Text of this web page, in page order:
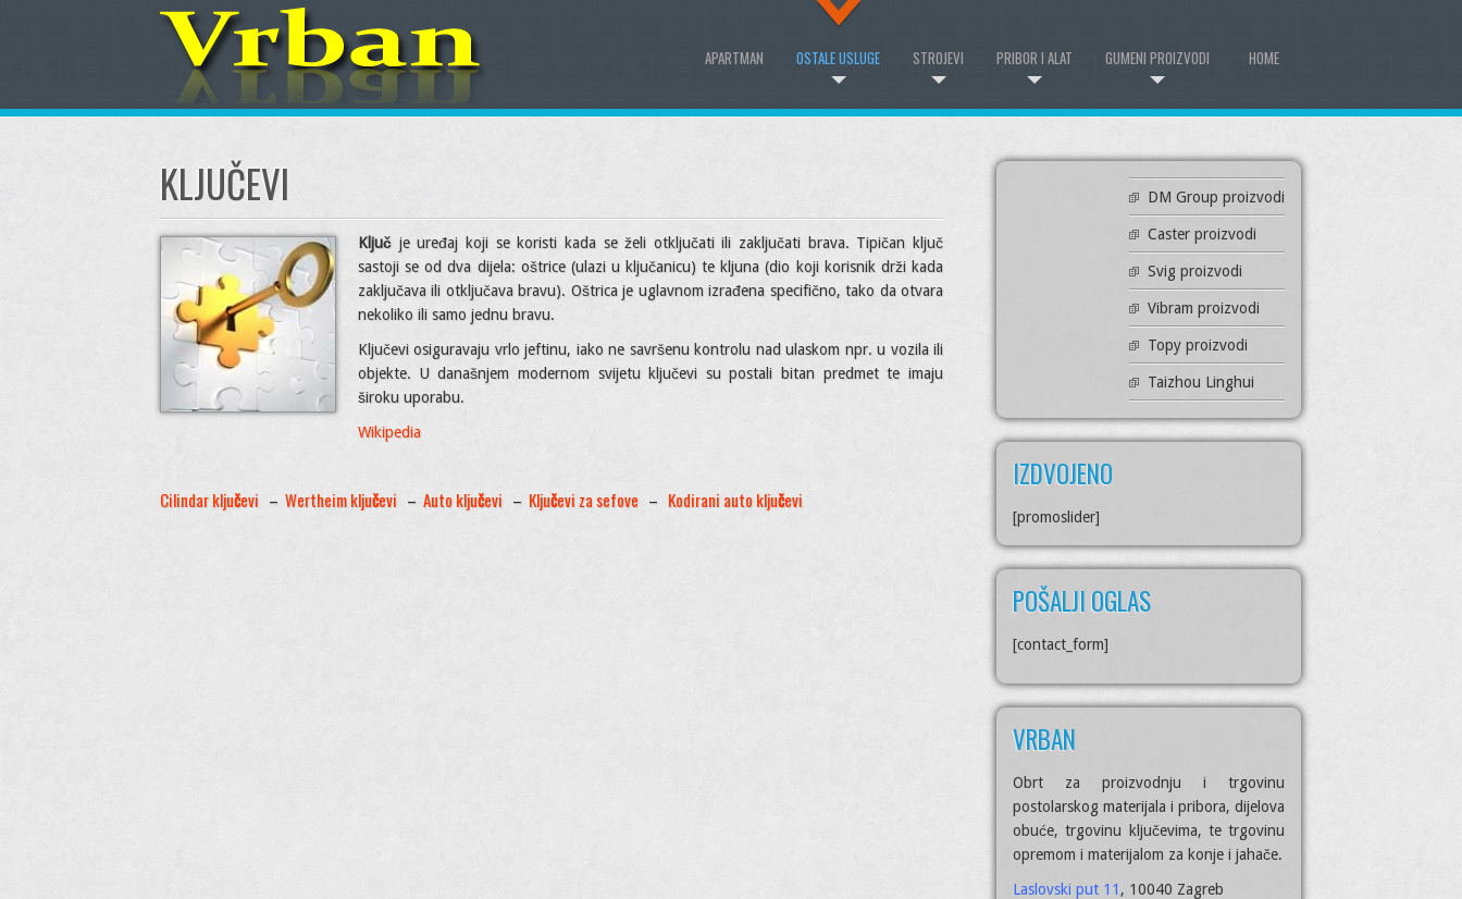
HOME
GUMENI PROIZVODI
PRIBOR I ALAT
STROJEVI
OSTALE USLUGE
APARTMAN
KLJUČEVI
Ključ je uređaj koji se koristi kada se želi otključati ili zaključati brava. Tipičan ključ
sastoji se od dva dijela: oštrice (ulazi u ključanicu) te kljuna (dio koji korisnik drži kada
zaključava ili otključava bravu). Oštrica je uglavnom izrađena specifično, tako da otvara
nekoliko ili samo jednu bravu.
Ključevi osiguravaju vrlo jeftinu, iako ne savršenu kontrolu nad ulaskom npr. u vozila ili
objekte. U današnjem modernom svijetu ključevi su postali bitan predmet te imaju
široku uporabu.
Wikipedia
Cilindar ključevi – Wertheim ključevi – Auto ključevi – Ključevi za sefove – Kodirani auto ključevi
DM Group proizvodi
Caster proizvodi
Svig proizvodi
Vibram proizvodi
Topy proizvodi
Taizhou Linghui
IZDVOJENO
[promoslider]
POŠALJI OGLAS
[contact_form]
VRBAN
Obrt za proizvodnju i trgovinu
postolarskog materijala i pribora, dijelova
obuće, trgovinu ključevima, te trgovinu
opremom i materijalom za konje i jahače.
Laslovski put 11 , 10040 Zagreb